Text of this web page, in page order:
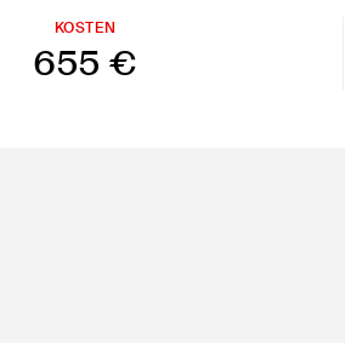
KOSTEN
655 €